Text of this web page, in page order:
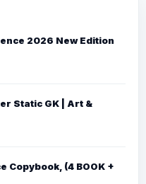
2026 New Edition
Static GK | Art &
Copybook, (4 BOOK +